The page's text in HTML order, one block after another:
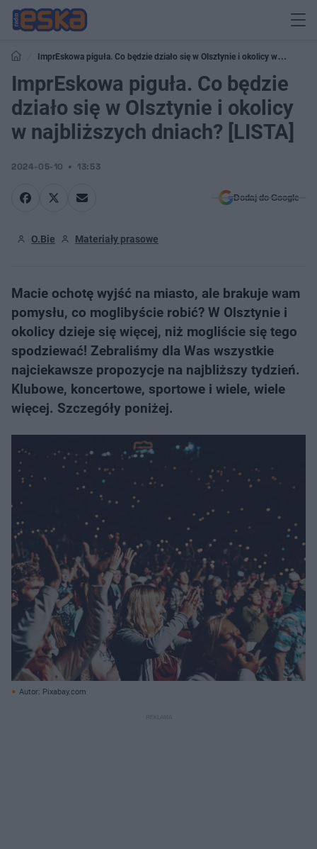
ImprEskowa piguła. Co będzie działo się w Olsztynie i okolicy w
najbliższych dniach? [LISTA]
ImprEskowa piguła. Co będzie
działo się w Olsztynie i okolicy
w najbliższych dniach? [LISTA]
2024-05-10 13:53
Dodaj do Google
O.Bie Materiały prasowe
Macie ochotę wyjść na miasto, ale brakuje wam
pomysłu, co moglibyście robić? W Olsztynie i
okolicy dzieje się więcej, niż mogliście się tego
spodziewać! Zebraliśmy dla Was wszystkie
najciekawsze propozycje na najbliższy tydzień.
Klubowe, koncertowe, sportowe i wiele, wiele
więcej. Szczegóły poniżej.
Autor: Pixabay.com